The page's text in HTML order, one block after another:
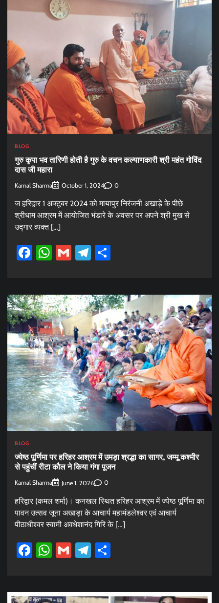
BLOG
गुरु कृपा भव तारिणी होती है गुरु के वचन कल्याणकारी श्री महंत गोविंद
दास जी महारा
Kamal Sharma October 1, 2024 0
ज हरिद्वार 1 अक्टूबर 2024 को मायापुर निरंजनी अखाड़े के पीछे
श्रीधाम आश्रम में आयोजित भंडारे के अवसर पर अपने श्री मुख से
उद्गार व्यक्त […]
Facebook
WhatsApp
GmailTelegram
BLOG
ज्येष्ठ पूर्णिमा पर हरिहर आश्रम में उमड़ा श्रद्धा का सागर, जम्मू कश्मीर
से पहुंचीं रीटा कौल ने किया गंगा पूजन
Kamal Sharma June 1, 2026 0
हरिद्वार (कमल शर्मा)। कनखल स्थित हरिहर आश्रम में ज्येष्ठ पूर्णिमा का
पावन उत्सव जूना अखाड़ा के आचार्य महामंडलेश्वर एवं आचार्य
पीठाधीश्वर स्वामी अवधेशानंद गिरि के […]
Facebook
WhatsApp
GmailTelegram